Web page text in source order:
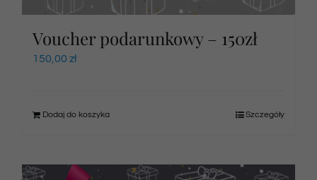
Voucher podarunkowy – 150zł
150,00 zł
Dodaj do koszyka Szczegóły